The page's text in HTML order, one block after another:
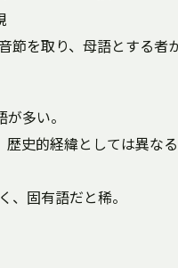
節を取り、母語とする
多い。
歴史的経緯としては異な
、固有語だと稀。